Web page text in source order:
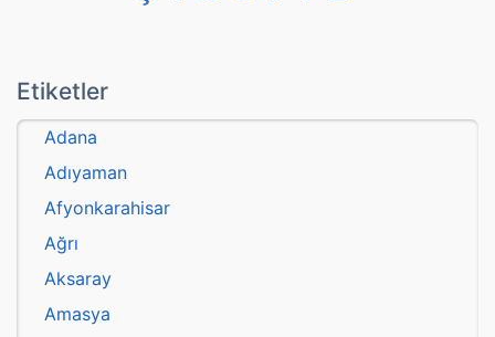
Etiketler
Adana
Adıyaman
Afyonkarahisar
Ağrı
Aksaray
Amasya